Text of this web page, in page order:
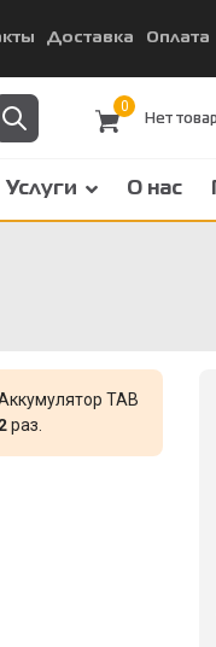
Доставка Оплата
0
Услуги О нас
TAB
раз.